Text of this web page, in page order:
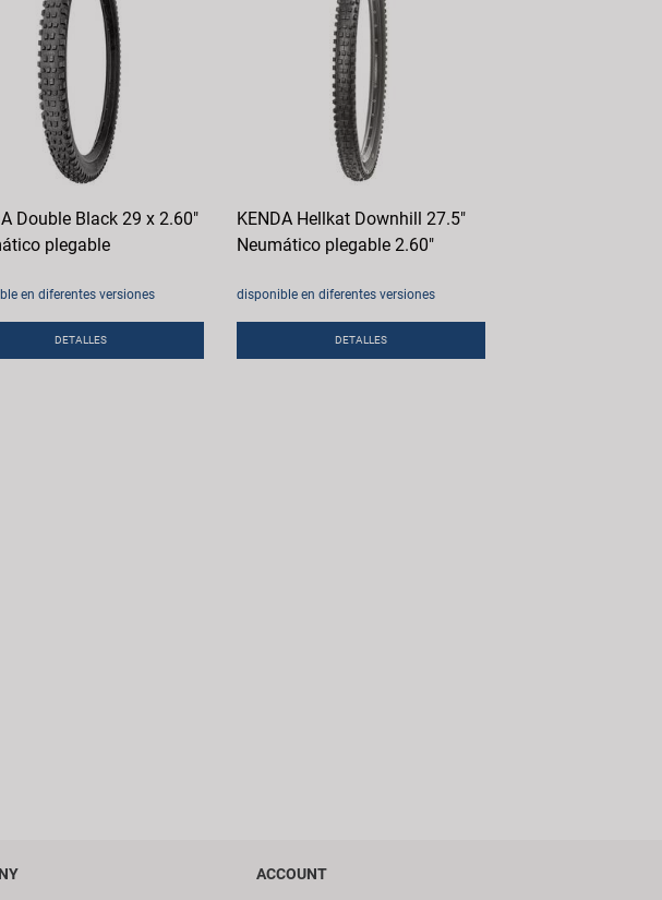
Double Black 29 x 2.60"
plegable
en diferentes versiones
DETALLES
KENDA Hellkat Downhill 27.5"
Neumático plegable 2.60"
disponible en diferentes versiones
DETALLES
ACCOUNT